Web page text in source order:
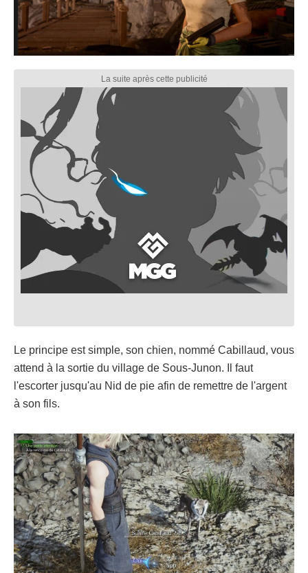
Le principe est simple, son chien, nommé Cabillaud, vous
attend à la sortie du village de Sous-Junon. Il faut
l'escorter jusqu'au Nid de pie afin de remettre de l'argent
à son fils.